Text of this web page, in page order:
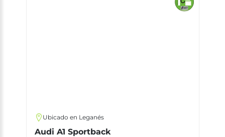
Ubicado en Leganés
Audi A1 Sportback